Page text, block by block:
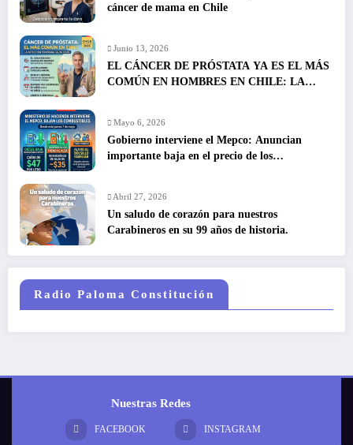
cáncer de mama en Chile
Junio 13, 2026
EL CÁNCER DE PRÓSTATA YA ES EL MÁS
COMÚN EN HOMBRES EN CHILE: LA
Mayo 6, 2026
Gobierno interviene el Mepco: Anuncian
importante baja en el precio de los
Abril 27, 2026
Un saludo de corazón para nuestros
Carabineros en su 99 años de historia.
Radio Paloma Constitución
Nuestras Redes
FACEBOOK INSTAGRAM